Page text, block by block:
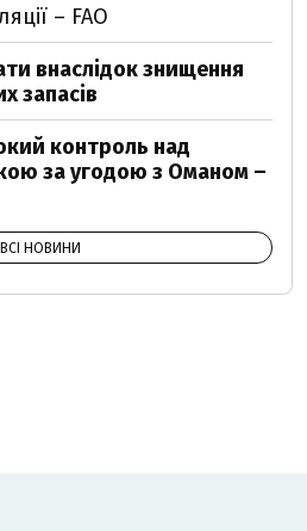
– FAO
внаслідок знищення
запасів
контроль над
за угодою з Оманом –
ВСІ НОВИНИ